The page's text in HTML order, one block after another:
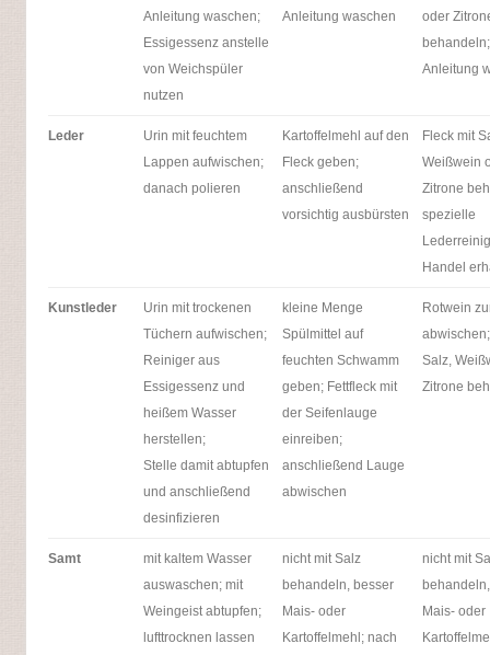
Anleitung waschen;
Essigessenz anstelle
von Weichspüler
nutzen
Anleitung waschen
oder
Anleitung
Leder
Urin mit feuchtem
Lappen aufwischen;
danach polieren
Kartoffelmehl auf den
Fleck geben;
anschließend
vorsichtig ausbürsten
Fleck mit
Weißwein
Zitrone
spezielle
Handel
Kunstleder
Urin mit trockenen
Tüchern aufwischen;
Reiniger aus
Essigessenz und
heißem Wasser
herstellen;
Stelle damit abtupfen
und anschließend
desinfizieren
kleine Menge
Spülmittel auf
feuchten Schwamm
geben; Fettfleck mit
der Seifenlauge
einreiben;
anschließend Lauge
abwischen
Rotwein
Salz,
Zitrone
Samt
mit kaltem Wasser
auswaschen; mit
Weingeist abtupfen;
lufttrocknen lassen
nicht mit Salz
behandeln, besser
Mais- oder
Kartoffelmehl; nach
nicht mit
Mais- oder